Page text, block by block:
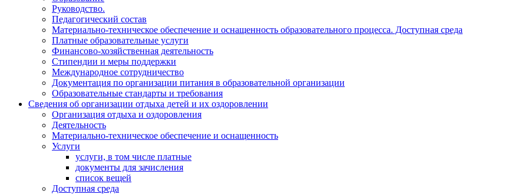
Руководство.
Педагогический состав
Материально-техническое обеспечение и оснащенность образовательного процесса. Доступная среда
Платные образовательные услуги
Финансово-хозяйственная деятельность
Стипендии и меры поддержки
Международное сотрудничество
Документация по организации питания в образовательной организации
Образовательные стандарты и требования
Сведения об организации отдыха детей и их оздоровлении
Организация отдыха и оздоровления
Деятельность
Материально-техническое обеспечение и оснащенность
Услуги
услуги, в том числе платные
документы для зачисления
список вещей
Доступная среда